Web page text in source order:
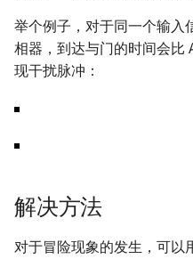
统
STM32F4 硬件开发
SwiftCtrl - 蓝牙手柄
电源设计 - LDO 电源抑制比
（PSRR）与测量方法
电源方案（LDO）- XC6206
电源方案（Buck）-
TPS54531
EMC 设计指南
计
射频 - 天线的分类与选型 🚧
一般天线匹配电路的设计
示波器的触发模式
示波器的采集模式
网络分析仪的使用 🚧
宽带注入变压器的使用 🚧
线性注入器的使用
举个例子，对于同一个输入
相器，到达与门的时间会比
现干扰脉冲：
解决方法
对于冒险现象的发生，可以